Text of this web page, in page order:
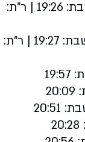
תל אביב - כניסת שבת: 18:28 | צאת שבת: 19:26 | ר"ת:
באר שבע - כניסת שבת: 18:31 | צאת שבת: 19:27 | ר"ת: